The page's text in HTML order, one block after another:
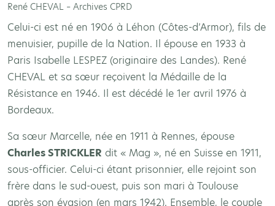
René CHEVAL – Archives CPRD
Celui-ci est né en 1906 à Léhon (Côtes-d’Armor), fils de
menuisier, pupille de la Nation. Il épouse en 1933 à
Paris Isabelle LESPEZ (originaire des Landes). René
CHEVAL et sa sœur reçoivent la Médaille de la
Résistance en 1946. Il est décédé le 1er avril 1976 à
Bordeaux.
Sa sœur Marcelle, née en 1911 à Rennes, épouse
Charles STRICKLER dit « Mag », né en Suisse en 1911,
sous-officier. Celui-ci étant prisonnier, elle rejoint son
frère dans le sud-ouest, puis son mari à Toulouse
après son évasion (en mars 1942). Ensemble, le couple